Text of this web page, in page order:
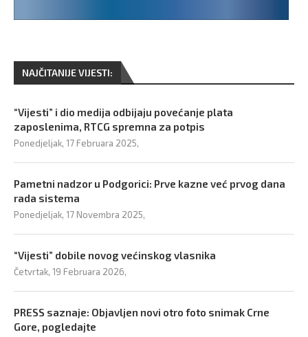
NAJČITANIJE VIJESTI:
“Vijesti” i dio medija odbijaju povećanje plata
zaposlenima, RTCG spremna za potpis
Ponedjeljak, 17 Februara 2025,
Pametni nadzor u Podgorici: Prve kazne već prvog dana
rada sistema
Ponedjeljak, 17 Novembra 2025,
“Vijesti” dobile novog većinskog vlasnika
Četvrtak, 19 Februara 2026,
PRESS saznaje: Objavljen novi otro foto snimak Crne
Gore, pogledajte